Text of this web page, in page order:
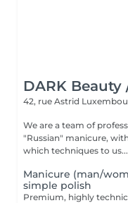
DARK Beauty
42, rue Astrid
We are a team of
"Russian" manicure, with
which techniques to us...
Manicure (man/
simple polish